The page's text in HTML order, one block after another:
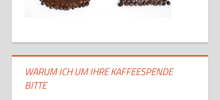
WARUM ICH UM IHRE KAFFEESPENDE
BITTE